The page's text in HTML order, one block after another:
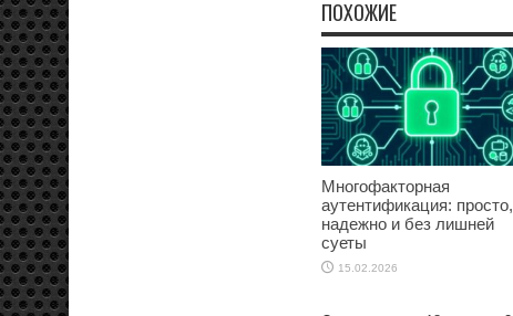
ПОХОЖИЕ
Многофакторная
аутентификация: просто,
надежно и без лишней
суеты
15.02.2026